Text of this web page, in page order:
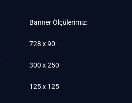
Banner Ölçülerimiz:
728 x 90
300 x 250
125 x 125